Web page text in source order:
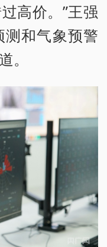
高价。”王强
和气象预警
。